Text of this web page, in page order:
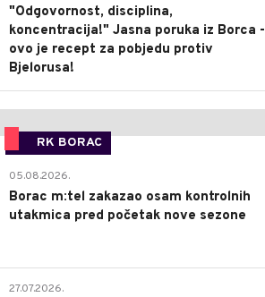
"Odgovornost, disciplina,
koncentracija!" Jasna poruka iz Borca -
ovo je recept za pobjedu protiv
Bjelorusa!
RK BORAC
05.08.2026.
Borac m:tel zakazao osam kontrolnih
utakmica pred početak nove sezone
27.07.2026.